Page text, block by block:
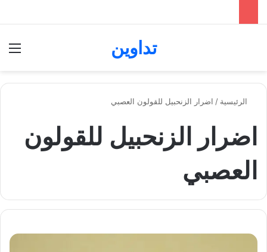
تداوين
الرئيسية / اضرار الزنحبيل للقولون العصبي
اضرار الزنحبيل للقولون
العصبي